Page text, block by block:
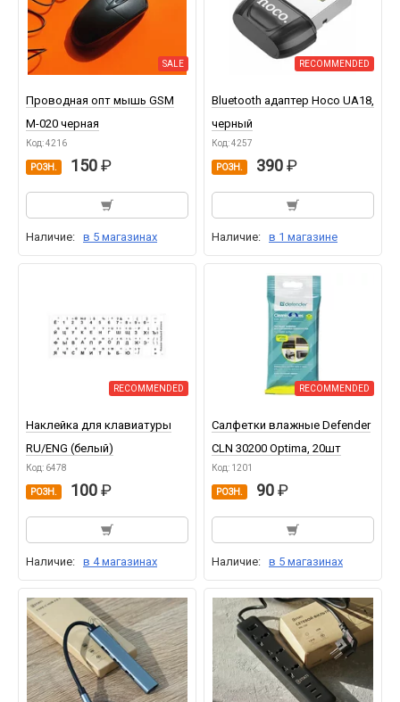
SALE
Проводная опт мышь GSM
M-020 черная
Код: 4216
РОЗН. 150
Наличие: в 5 магазинах
RECOMMENDED
Bluetooth адаптер Hoco UA18,
черный
Код: 4257
РОЗН. 390
Наличие: в 1 магазине
RECOMMENDED
Наклейка для клавиатуры
RU/ENG (белый)
Код: 6478
РОЗН. 100
Наличие: в 4 магазинах
RECOMMENDED
Салфетки влажные Defender
CLN 30200 Optima, 20шт
Код: 1201
РОЗН. 90
Наличие: в 5 магазинах